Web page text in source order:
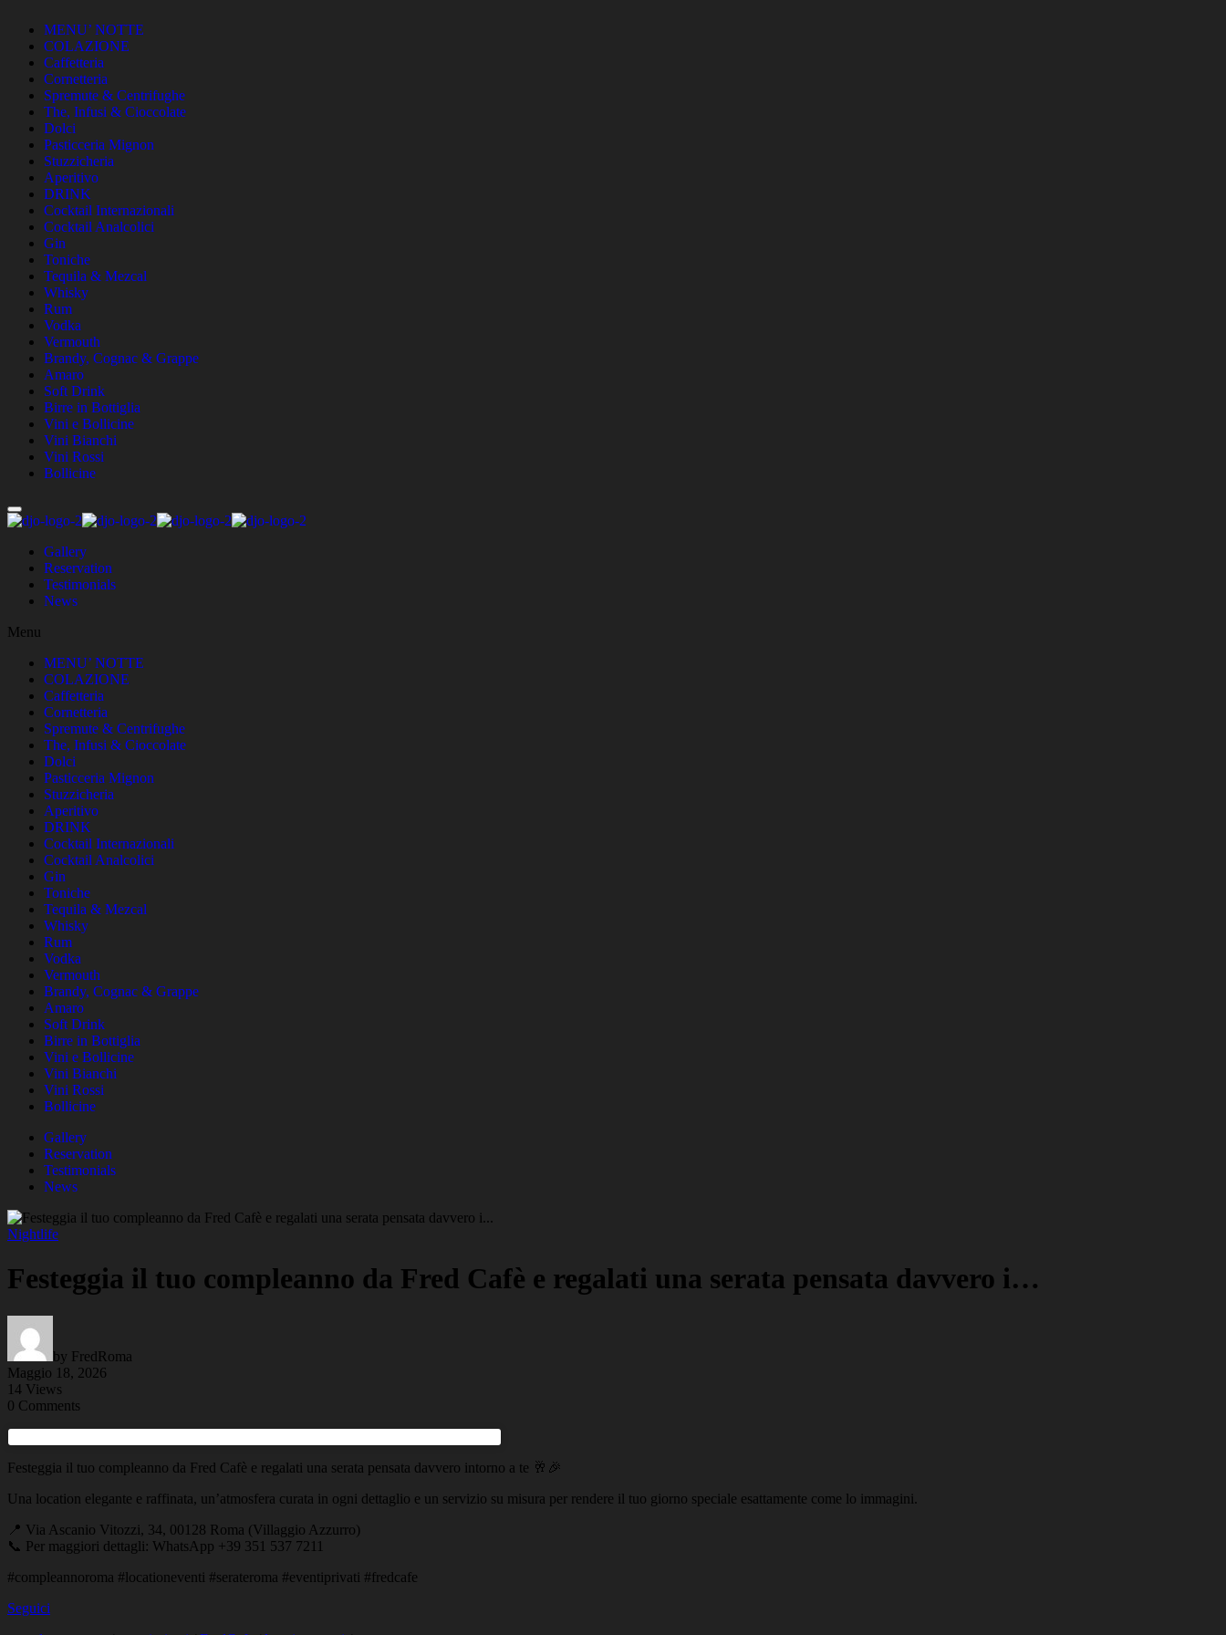
MENU’ NOTTE
COLAZIONE
Caffetteria
Cornetteria
Spremute & Centrifughe
The, Infusi & Cioccolate
Dolci
Pasticceria Mignon
Stuzzicheria
Aperitivo
DRINK
Cocktail Internazionali
Cocktail Analcolici
Gin
Toniche
Tequila & Mezcal
Whisky
Rum
Vodka
Vermouth
Brandy, Cognac & Grappe
Amaro
Soft Drink
Birre in Bottiglia
Vini e Bollicine
Vini Bianchi
Vini Rossi
Bollicine
Gallery
Reservation
Testimonials
News
Menu
MENU’ NOTTE
COLAZIONE
Caffetteria
Cornetteria
Spremute & Centrifughe
The, Infusi & Cioccolate
Dolci
Pasticceria Mignon
Stuzzicheria
Aperitivo
DRINK
Cocktail Internazionali
Cocktail Analcolici
Gin
Toniche
Tequila & Mezcal
Whisky
Rum
Vodka
Vermouth
Brandy, Cognac & Grappe
Amaro
Soft Drink
Birre in Bottiglia
Vini e Bollicine
Vini Bianchi
Vini Rossi
Bollicine
Gallery
Reservation
Testimonials
News
Nightlife
Festeggia il tuo compleanno da Fred Cafè e regalati una serata pensata davvero i…
by FredRoma
Maggio 18, 2026
14 Views
0 Comments
Festeggia il tuo compleanno da Fred Cafè e regalati una serata pensata davvero intorno a te 🥂🎉
Una location elegante e raffinata, un’atmosfera curata in ogni dettaglio e un servizio su misura per rendere il tuo giorno speciale esattamente come lo immagini.
📍 Via Ascanio Vitozzi, 34, 00128 Roma (Villaggio Azzurro)
📞 Per maggiori dettagli: WhatsApp +39 351 537 7211
#compleannoroma #locationeventi #serateroma #eventiprivati #fredcafe
Seguici